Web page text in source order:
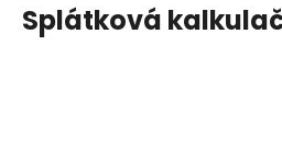
Splátková